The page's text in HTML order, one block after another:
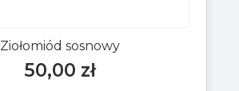
Ziołomiód sosnowy
50,00 zł